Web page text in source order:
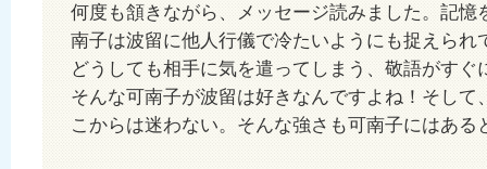
何度も頷きながら、メッセージ読みました。記憶
南子は波留に他人行儀で冷たいようにも捉えられ
どうしても相手に気を遣ってしまう、敬語がすぐ
そんな可南子が波留は好きなんですよね！そして
こからは迷わない。そんな強さも可南子にはある